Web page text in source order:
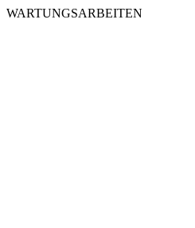
WARTUNGSARBEITEN